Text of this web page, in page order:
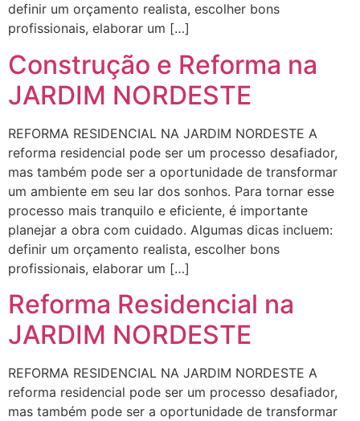
definir um orçamento realista, escolher bons
profissionais, elaborar um […]
Construção e Reforma na
JARDIM NORDESTE
REFORMA RESIDENCIAL NA JARDIM NORDESTE A
reforma residencial pode ser um processo desafiador,
mas também pode ser a oportunidade de transformar
um ambiente em seu lar dos sonhos. Para tornar esse
processo mais tranquilo e eficiente, é importante
planejar a obra com cuidado. Algumas dicas incluem:
definir um orçamento realista, escolher bons
profissionais, elaborar um […]
Reforma Residencial na
JARDIM NORDESTE
REFORMA RESIDENCIAL NA JARDIM NORDESTE A
reforma residencial pode ser um processo desafiador,
mas também pode ser a oportunidade de transformar